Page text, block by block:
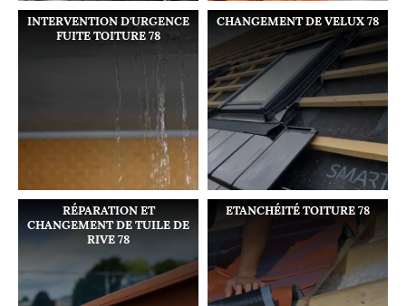
INTERVENTION D'URGENCE
FUITE TOITURE 78
CHANGEMENT DE VELUX 78
RÉPARATION ET
CHANGEMENT DE TUILE DE
RIVE 78
ETANCHÉITÉ TOITURE 78